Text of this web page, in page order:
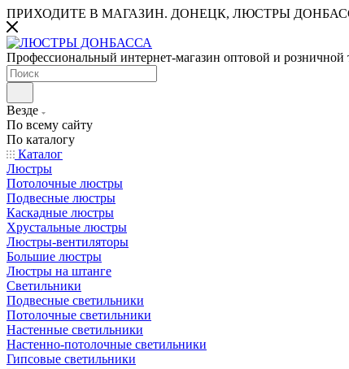
ПРИХОДИТЕ В МАГАЗИН. ДОНЕЦК, ЛЮСТРЫ
Профессиональный интернет-магазин оптовой и розничной
Везде
По всему сайту
По каталогу
Каталог
Люстры
Потолочные люстры
Подвесные люстры
Каскадные люстры
Хрустальные люстры
Люстры-вентиляторы
Большие люстры
Люстры на штанге
Светильники
Подвесные светильники
Потолочные светильники
Настенные светильники
Настенно-потолочные светильники
Гипсовые светильники